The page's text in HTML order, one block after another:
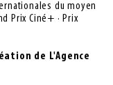
du moyen
Prix Ciné+ · Prix
de L'Agence